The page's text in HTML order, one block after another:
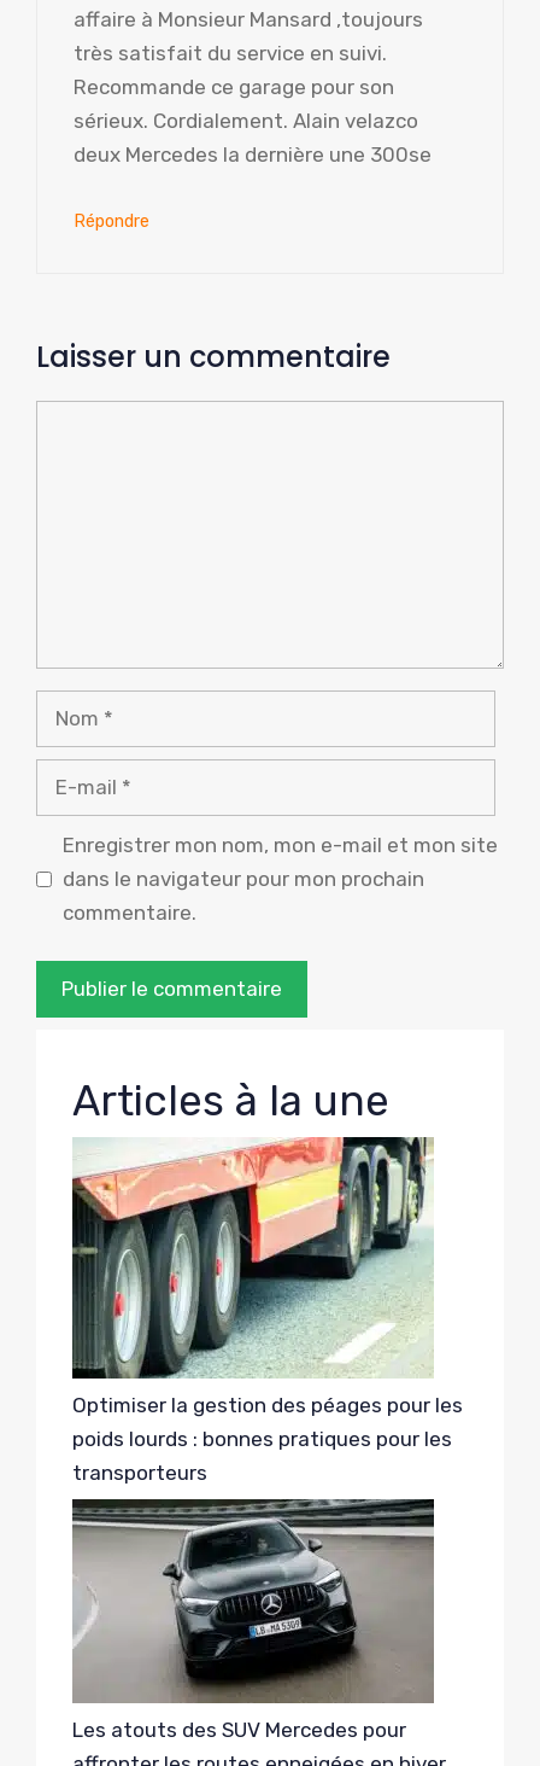
affaire à Monsieur Mansard ,toujours
très satisfait du service en suivi.
Recommande ce garage pour son
sérieux. Cordialement. Alain velazco
deux Mercedes la dernière une 300se
Répondre
Laisser un commentaire
Nom
mail
Enregistrer mon nom, mon e-mail et mon site
dans le navigateur pour mon prochain
commentaire.
Articles à la une
Optimiser la gestion des péages pour les
poids lourds : bonnes pratiques pour les
transporteurs
Les atouts des SUV Mercedes pour